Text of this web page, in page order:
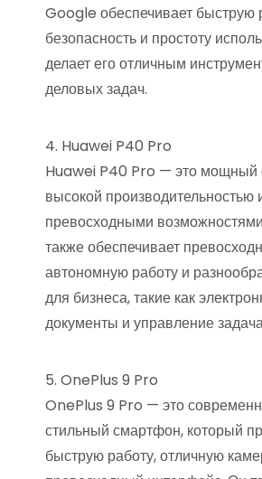
Google обеспечивает быструю
безопасность и простоту
делает его отличным
деловых задач.
4. Huawei P40 Pro
Huawei P40 Pro — это мощный
высокой производительностью
превосходными
также обеспечивает
автономную работу и
для бизнеса, такие как
документы и управление
5. OnePlus 9 Pro
OnePlus 9 Pro — это
стильный смартфон, который
быструю работу, отличную